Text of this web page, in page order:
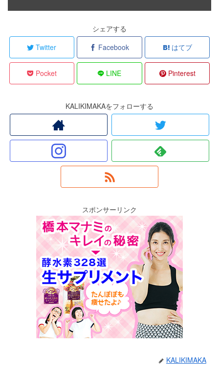
シェアする
Twitter
Facebook はてブ
Pocket LINE Pinterest
KALIKIMAKAをフォローする
スポンサーリンク
KALIKIMAKA